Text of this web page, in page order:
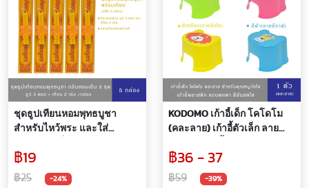
ชุดธูปเทียนหอมพุทธบูชา
สำหรับไหว้พระ และใส่
฿19
฿25 -24%
KODOMO เก้าอี้เด็ก โคโดโม
(คละลาย) เก้าอี้ตัวเล็ก ลาย
สะดวก 1 ตัว
฿36 - 37
฿59 -39%